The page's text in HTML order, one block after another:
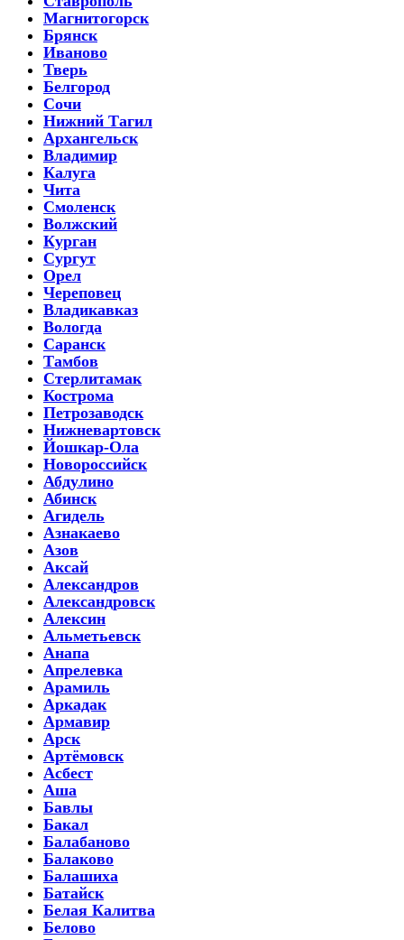
Магнитогорск
Брянск
Иваново
Тверь
Белгород
Сочи
Нижний Тагил
Архангельск
Владимир
Калуга
Чита
Смоленск
Волжский
Курган
Сургут
Орел
Череповец
Владикавказ
Вологда
Саранск
Тамбов
Стерлитамак
Кострома
Петрозаводск
Нижневартовск
Йошкар-Ола
Новороссийск
Абдулино
Абинск
Агидель
Азнакаево
Азов
Аксай
Александров
Александровск
Алексин
Альметьевск
Анапа
Апрелевка
Арамиль
Аркадак
Армавир
Арск
Артёмовск
Асбест
Аша
Бавлы
Бакал
Балабаново
Балаково
Балашиха
Батайск
Белая Калитва
Белово